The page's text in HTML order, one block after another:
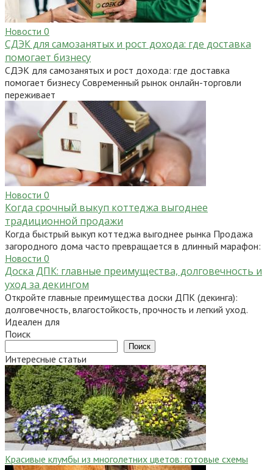
Новости 0
СДЭК для самозанятых и рост дохода: где доставка
помогает бизнесу
СДЭК для самозанятых и рост дохода: где доставка
помогает бизнесу Современный рынок онлайн-торговли
переживает
Новости 0
Когда срочный выкуп коттеджа выгоднее
традиционной продажи
Когда быстрый выкуп коттеджа выгоднее рынка Продажа
загородного дома часто превращается в длинный марафон:
Новости 0
Доска ДПК: главные преимущества, долговечность и
уход за декингом
Откройте главные преимущества доски ДПК (декинга):
долговечность, влагостойкость, прочность и легкий уход.
Идеален для
Поиск
Поиск
Интересные статьи
Красивые клумбы из многолетних цветов: готовые схемы